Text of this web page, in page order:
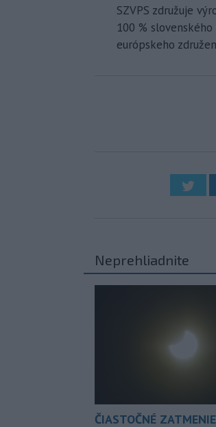
SZVPS združuje
100 %
európskeho
Neprehliadnite
ČIASTOČNÉ